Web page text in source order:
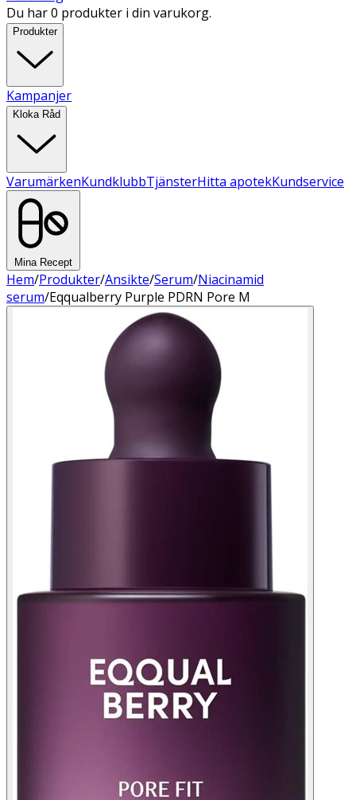
Du har 0 produkter i din varukorg.
Produkter
Kampanjer
Kloka Råd
VarumärkenKundklubbTjänsterHitta apotekKundservice
Mina Recept
Hem/Produkter/Ansikte/Serum/Niacinamid
serum/Eqqualberry Purple PDRN Pore M